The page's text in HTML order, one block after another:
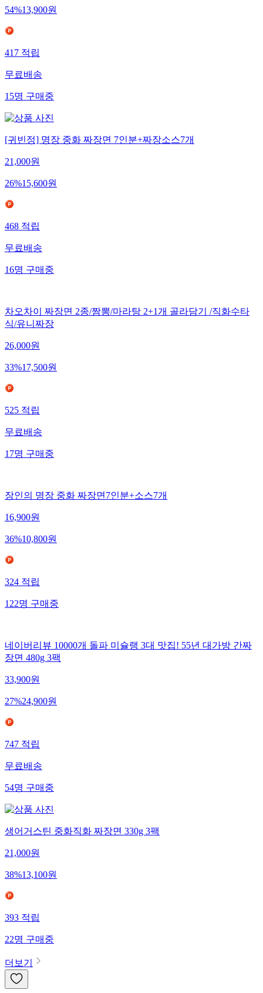
54%13,900원
417적립
무료배송
15명구매중
[귀빈정] 명장 중화 짜장면 7인분+짜장소스7개
21,000원
26%15,600원
468적립
무료배송
16명구매중
차오차이 짜장면 2종/짬뽕/마라탕 2+1개 골라담기 /직화수타
식/유니짜장
26,000원
33%17,500원
525적립
무료배송
17명구매중
장인의 명장 중화 짜장면7인분+소스7개
16,900원
36%10,800원
324적립
122명구매중
네이버리뷰 10000개 돌파 미슐랭 3대 맛집! 55년 대가방 간짜
장면 480g 3팩
33,900원
27%24,900원
747적립
무료배송
54명구매중
생어거스틴 중화직화 짜장면 330g 3팩
21,000원
38%13,100원
393적립
22명구매중
더보기